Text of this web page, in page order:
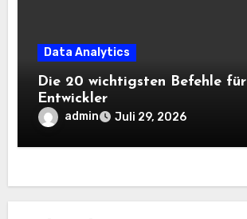
Data Analytics
Die 20 wichtigsten Befehle für
Entwickler
admin Juli 29, 2026